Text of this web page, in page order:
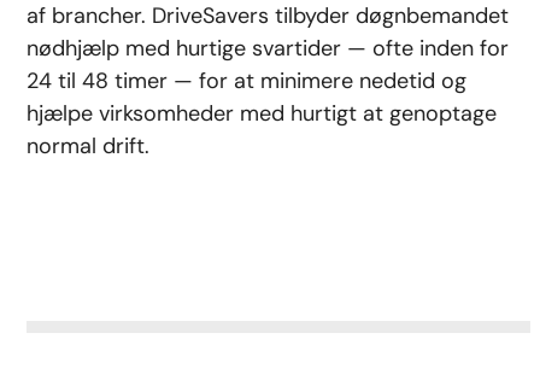
af brancher. DriveSavers tilbyder døgnbemandet
nødhjælp med hurtige svartider — ofte inden for
24 til 48 timer — for at minimere nedetid og
hjælpe virksomheder med hurtigt at genoptage
normal drift.